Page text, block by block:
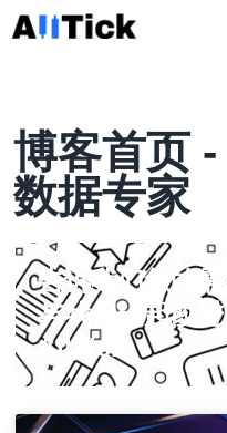
博客首页
数据专家
告诉我们您的需
与我们一起改进
AllTick